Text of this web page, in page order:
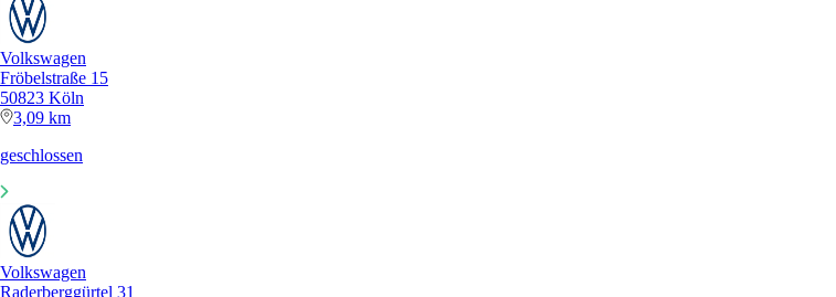
Volkswagen
Fröbelstraße 15
50823 Köln
3,09 km
geschlossen
Volkswagen
Raderberggürtel 31